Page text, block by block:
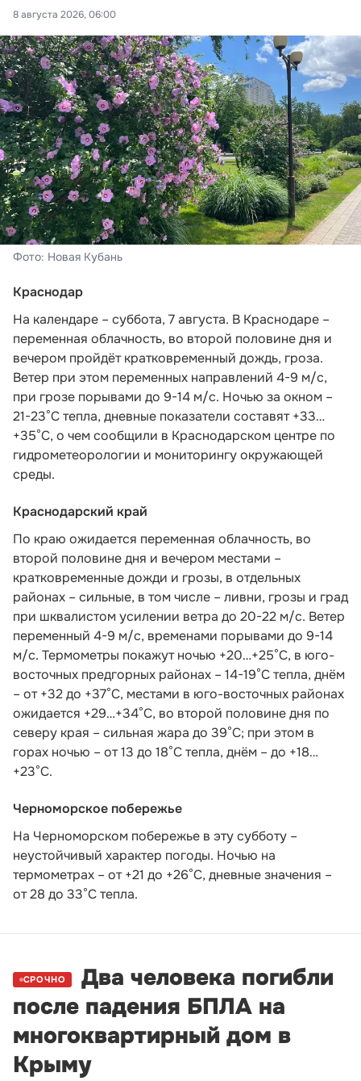
8 августа 2026, 06:00
Фото: Новая Кубань
Краснодар
На календаре – суббота, 7 августа. В Краснодаре –
переменная облачность, во второй половине дня и
вечером пройдёт кратковременный дождь, гроза.
Ветер при этом переменных направлений 4-9 м/с,
при грозе порывами до 9-14 м/с. Ночью за окном –
21-23°С тепла, дневные показатели составят +33…
+35°С, о чем сообщили в Краснодарском центре по
гидрометеорологии и мониторингу окружающей
среды.
Краснодарский край
По краю ожидается переменная облачность, во
второй половине дня и вечером местами –
кратковременные дожди и грозы, в отдельных
районах – сильные, в том числе – ливни, грозы и град
при шквалистом усилении ветра до 20-22 м/с. Ветер
переменный 4-9 м/с, временами порывами до 9-14
м/с. Термометры покажут ночью +20…+25°С, в юго-
восточных предгорных районах – 14-19°С тепла, днём
– от +32 до +37°С, местами в юго-восточных районах
ожидается +29…+34°С, во второй половине дня по
северу края – сильная жара до 39°С; при этом в
горах ночью – от 13 до 18°С тепла, днём – до +18…
+23°С.
Черноморское побережье
На Черноморском побережье в эту субботу –
неустойчивый характер погоды. Ночью на
термометрах – от +21 до +26°С, дневные значения –
от 28 до 33°С тепла.
СРОЧНО
Два человека погибли
после падения БПЛА на
многоквартирный дом в
Крыму